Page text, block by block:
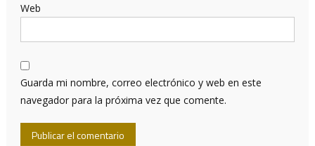
Web
Guarda mi nombre, correo electrónico y web en este
navegador para la próxima vez que comente.